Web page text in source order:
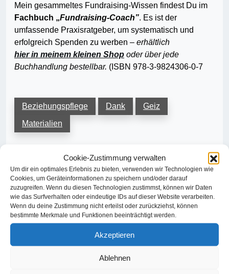
Cookie-Zustimmung verwalten
Um dir ein optimales Erlebnis zu bieten, verwenden wir Technologien wie
Cookies, um Geräteinformationen zu speichern und/oder darauf
zuzugreifen. Wenn du diesen Technologien zustimmst, können wir Daten
wie das Surfverhalten oder eindeutige IDs auf dieser Website verarbeiten.
Wenn du deine Zustimmung nicht erteilst oder zurückziehst, können
bestimmte Merkmale und Funktionen beeinträchtigt werden.
Akzeptieren
Ablehnen
Mein gesammeltes Fundraising-Wissen findest Du im
Fachbuch „Fundraising-Coach”. Es ist der
umfassende Praxisratgeber, um systematisch und
erfolgreich Spenden zu werben – erhältlich
hier in meinem kleinen Shop oder über jede
Buchhandlung bestellbar. (ISBN 978-3-9824306-0-7
Beziehungspflege Dank
Geiz
Materialien
Beitragsnavigation
Previous: Bedanken oder Würdigen?
Next: Stellensuche: in 14 Schritten zum Wunschprofil